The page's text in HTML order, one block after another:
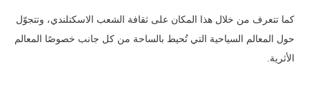
كما تتعرف من خلال هذا المكان على ثقافة الشعب الاسكتلندي، وتتجوّل
حول المعالم السياحية التي تُحيط بالساحة من كل جانب خصوصًا المعالم
الأثرية.